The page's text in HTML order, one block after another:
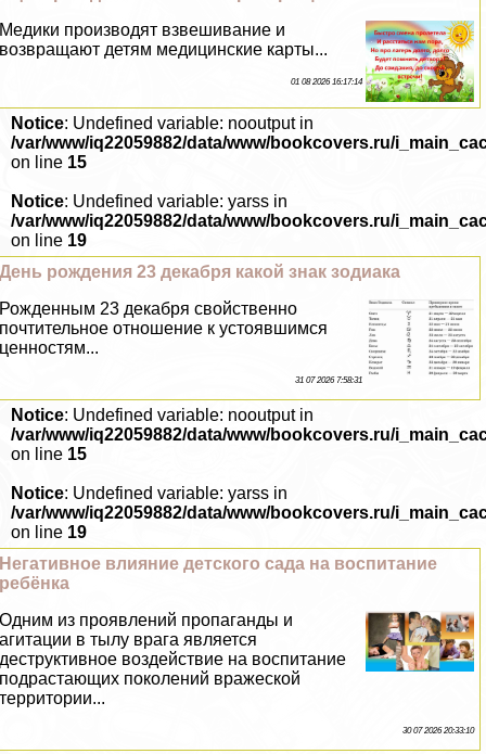
Медики производят взвешивание и
возвращают детям медицинские карты...
01 08 2026 16:17:14
Notice: Undefined variable: nooutput in
/var/www/iq22059882/data/www/bookcovers.ru/
on line 15
Notice: Undefined variable: yarss in
/var/www/iq22059882/data/www/bookcovers.ru/
on line 19
День рождения 23 декабря какой знак зодиака
Рожденным 23 декабря свойственно
почтительное отношение к устоявшимся
ценностям...
31 07 2026 7:58:31
Notice: Undefined variable: nooutput in
/var/www/iq22059882/data/www/bookcovers.ru/
on line 15
Notice: Undefined variable: yarss in
/var/www/iq22059882/data/www/bookcovers.ru/
on line 19
Негативное влияние детского сада на воспитание
ребёнка
Одним из проявлений пропаганды и
агитации в тылу врага является
деструктивное воздействие на воспитание
подрастающих поколений вражеской
территории...
30 07 2026 20:33:10